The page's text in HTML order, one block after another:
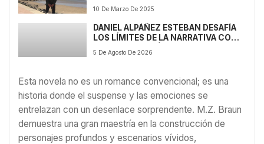
10 De Marzo De 2025
DANIEL ALPÁÑEZ ESTEBAN DESAFÍA
LOS LÍMITES DE LA NARRATIVA CON
LA PRESENTACIÓN DE ‘EL
DESPEÑADERO DE LOS DESPOSADOS’
5 De Agosto De 2026
Esta novela no es un romance convencional; es una
historia donde el suspense y las emociones se
entrelazan con un desenlace sorprendente. M.Z. Braun
demuestra una gran maestría en la construcción de
personajes profundos y escenarios vívidos,